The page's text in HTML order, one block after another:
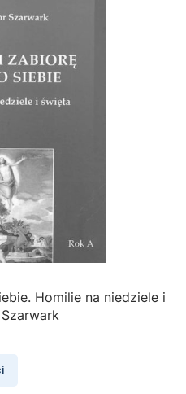
Homilie na niedziele i